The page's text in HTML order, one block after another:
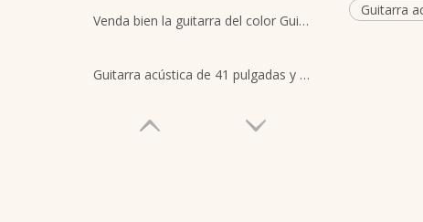
Venda bien la guitarra del color Guitarra acústica del puente y del diapasón de madera sintética de 40 pulgadas
Guitarra acústica de 41 pulgadas y 6 cuerdas con encuadernación ABS.
Guitarra